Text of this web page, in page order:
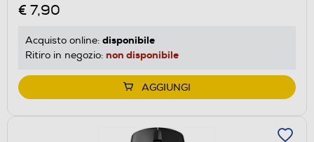
€ 7,90
Acquisto online: disponibile
Ritiro in negozio: non disponibile
AGGIUNGI